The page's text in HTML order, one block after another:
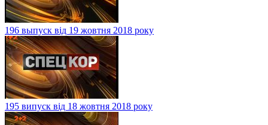
196 выпуск від 19 жовтня 2018 року
195 випуск від 18 жовтня 2018 року